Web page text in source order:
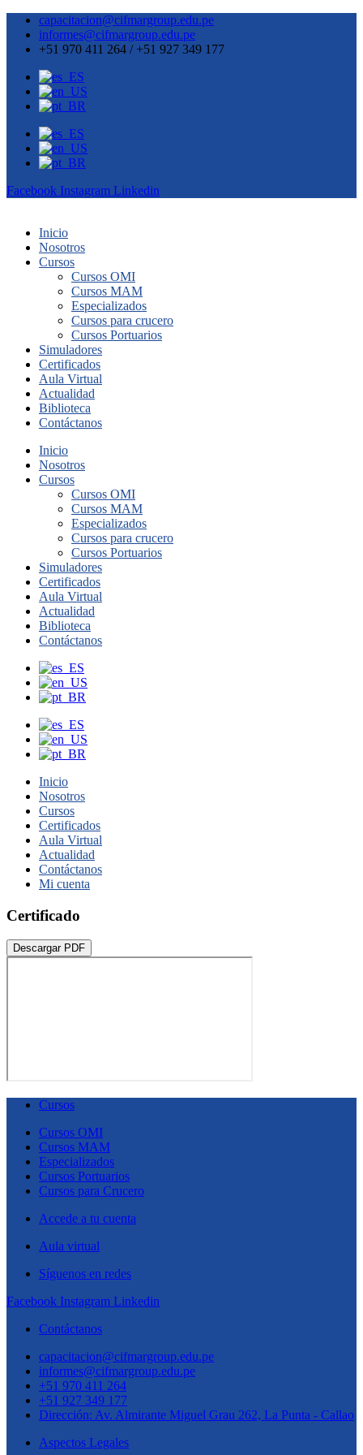
capacitacion@cifmargroup.edu.pe
informes@cifmargroup.edu.pe
+51 970 411 264 / +51 927 349 177
Facebook Instagram Linkedin
Inicio
Nosotros
Cursos
Cursos OMI
Cursos MAM
Especializados
Cursos para crucero
Cursos Portuarios
Simuladores
Certificados
Aula Virtual
Actualidad
Biblioteca
Contáctanos
Inicio
Nosotros
Cursos
Cursos OMI
Cursos MAM
Especializados
Cursos para crucero
Cursos Portuarios
Simuladores
Certificados
Aula Virtual
Actualidad
Biblioteca
Contáctanos
Inicio
Nosotros
Cursos
Certificados
Aula Virtual
Actualidad
Contáctanos
Mi cuenta
Certificado
Descargar PDF
Cursos
Cursos OMI
Cursos MAM
Especializados
Cursos Portuarios
Cursos para Crucero
Accede a tu cuenta
Aula virtual
Síguenos en redes
Facebook Instagram Linkedin
Contáctanos
capacitacion@cifmargroup.edu.pe
informes@cifmargroup.edu.pe
+51 970 411 264
+51 927 349 177
Dirección: Av. Almirante Miguel Grau 262, La Punta - Callao
Aspectos Legales